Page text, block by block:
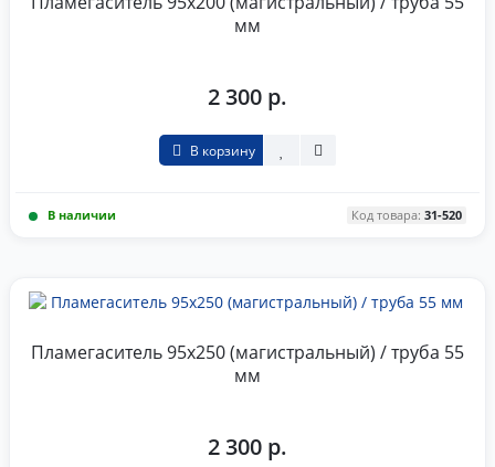
мм
2 300 р.
В корзину
В наличии Код товара: 31-520
Пламегаситель 95x250 (магистральный) / труба 55
мм
2 300 р.